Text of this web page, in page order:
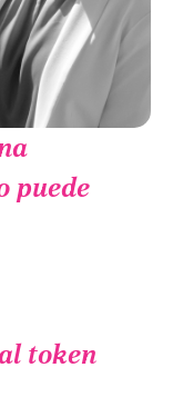
puede
token